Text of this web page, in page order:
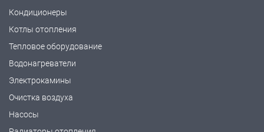
Кондиционеры
Котлы отопления
Тепловое оборудование
Водонагреватели
Электрокамины
Очистка воздуха
Насосы